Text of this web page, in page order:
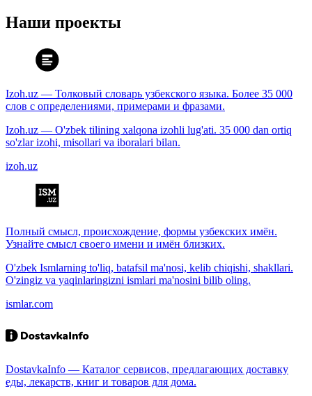
Наши проекты
Izoh.uz — Толковый словарь узбекского языка. Более 35 000
слов с определениями, примерами и фразами.
Izoh.uz — O'zbek tilining xalqona izohli lug'ati. 35 000 dan ortiq
so'zlar izohi, misollari va iboralari bilan.
izoh.uz
Полный смысл, происхождение, формы узбекских имён.
Узнайте смысл своего имени и имён близких.
O'zbek Ismlarning to'liq, batafsil ma'nosi, kelib chiqishi, shakllari.
O'zingiz va yaqinlaringizni ismlari ma'nosini bilib oling.
ismlar.com
DostavkaInfo — Каталог сервисов, предлагающих доставку
еды, лекарств, книг и товаров для дома.